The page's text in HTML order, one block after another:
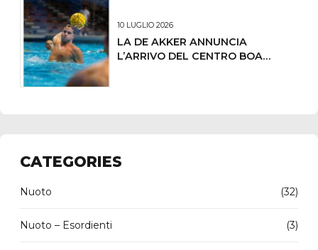
10 LUGLIO 2026
LA DE AKKER ANNUNCIA
L’ARRIVO DEL CENTRO BOA
CATEGORIES
Nuoto (32)
Nuoto – Esordienti (3)